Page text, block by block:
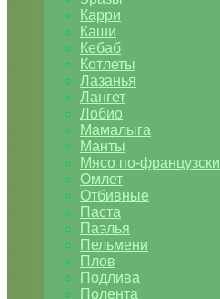
Карри
Каши
Кебаб
Котлеты
Лазанья
Лангет
Лобио
Мамалыга
Манты
Мясо по-французски
Омлет
Отбивные
Паста
Паэлья
Пельмени
Плов
Подлива
Полента